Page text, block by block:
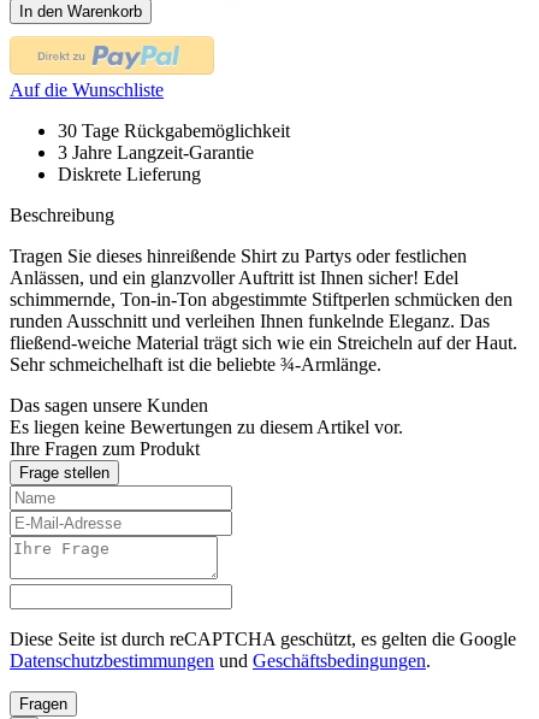
In den Warenkorb
Auf die Wunschliste
30 Tage Rückgabemöglichkeit
3 Jahre Langzeit-Garantie
Diskrete Lieferung
Beschreibung
Tragen Sie dieses hinreißende Shirt zu Partys oder festlichen
Anlässen, und ein glanzvoller Auftritt ist Ihnen sicher! Edel
schimmernde, Ton-in-Ton abgestimmte Stiftperlen schmücken den
runden Ausschnitt und verleihen Ihnen funkelnde Eleganz. Das
fließend-weiche Material trägt sich wie ein Streicheln auf der Haut.
Sehr schmeichelhaft ist die beliebte ¾-Armlänge.
Das sagen unsere Kunden
Es liegen keine Bewertungen zu diesem Artikel vor.
Ihre Fragen zum Produkt
Frage stellen
Diese Seite ist durch reCAPTCHA geschützt, es gelten die Google
Datenschutzbestimmungen und Geschäftsbedingungen.